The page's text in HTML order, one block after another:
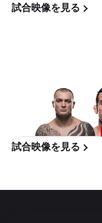
試合映像を見る
試合映像を見る